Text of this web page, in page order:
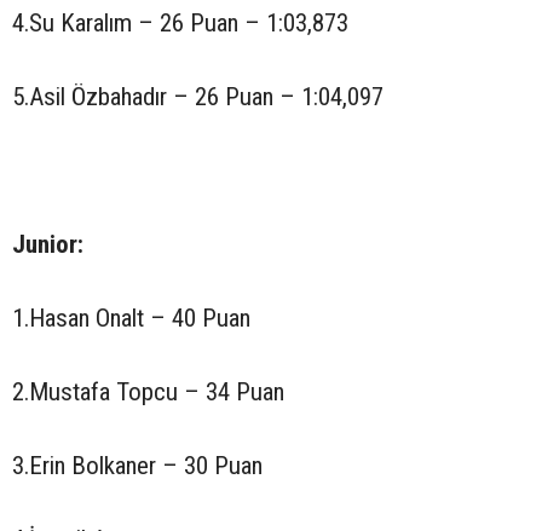
4.Su Karalım – 26 Puan – 1:03,873
5.Asil Özbahadır – 26 Puan – 1:04,097
Junior:
1.Hasan Onalt – 40 Puan
2.Mustafa Topcu – 34 Puan
3.Erin Bolkaner – 30 Puan